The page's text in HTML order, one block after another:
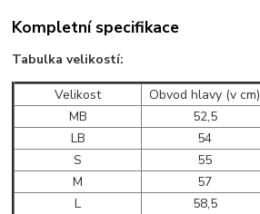
Kompletní specifikace
Tabulka velikostí:
Velikost
Obvod hlavy (v cm)
MB
52,5
LB
54
S
55
M
57
L
58,5